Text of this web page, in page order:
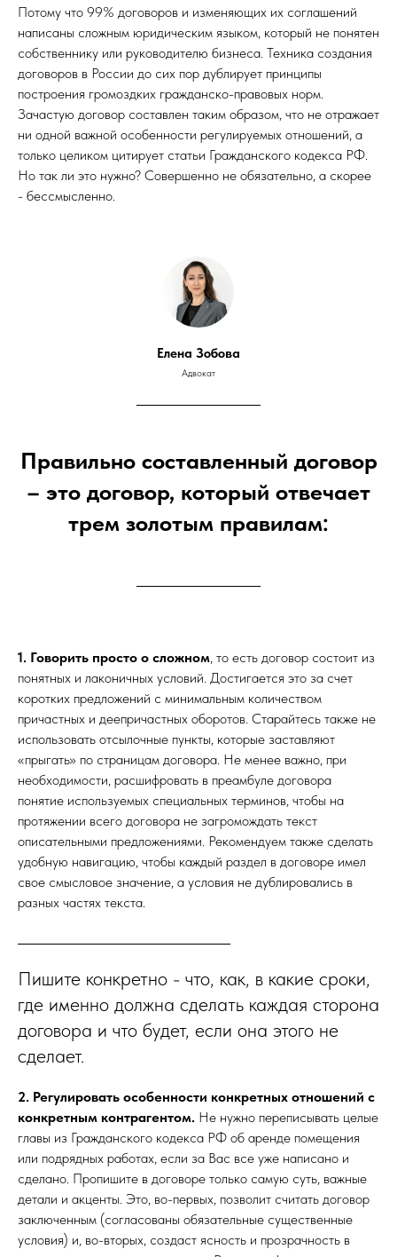
Потому что 99% договоров и изменяющих их соглашений
написаны сложным юридическим языком, который не понятен
собственнику или руководителю бизнеса. Техника создания
договоров в России до сих пор дублирует принципы
построения громоздких гражданско-правовых норм.
Зачастую договор составлен таким образом, что не отражает
ни одной важной особенности регулируемых отношений, а
только целиком цитирует статьи Гражданского кодекса РФ.
Но так ли это нужно? Совершенно не обязательно, а скорее
- бессмысленно.
Елена Зобова
Адвокат
Правильно составленный договор
– это договор, который отвечает
трем золотым правилам:
1. Говорить просто о сложном , то есть договор состоит из
понятных и лаконичных условий. Достигается это за счет
коротких предложений с минимальным количеством
причастных и деепричастных оборотов. Старайтесь также не
использовать отсылочные пункты, которые заставляют
«прыгать» по страницам договора. Не менее важно, при
необходимости, расшифровать в преамбуле договора
понятие используемых специальных терминов, чтобы на
протяжении всего договора не загромождать текст
описательными предложениями. Рекомендуем также сделать
удобную навигацию, чтобы каждый раздел в договоре имел
свое смысловое значение, а условия не дублировались в
разных частях текста.
Пишите конкретно - что, как, в какие сроки,
где именно должна сделать каждая сторона
договора и что будет, если она этого не
сделает.
2. Регулировать особенности конкретных отношений с
конкретным контрагентом. Не нужно переписывать целые
главы из Гражданского кодекса РФ об аренде помещения
или подрядных работах, если за Вас все уже написано и
сделано. Пропишите в договоре только самую суть, важные
детали и акценты. Это, во-первых, позволит считать договор
заключенным (согласованы обязательные существенные
условия) и, во-вторых, создаст ясность и прозрачность в